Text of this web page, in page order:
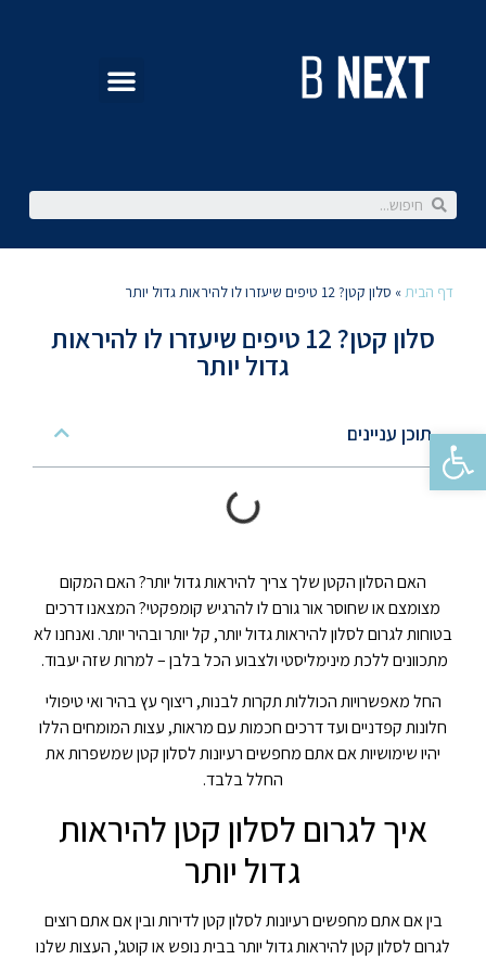
פתח סרגל נגישות
דף הבית » סלון קטן? 12 טיפים שיעזרו לו להיראות גדול יותר
סלון קטן? 12 טיפים שיעזרו לו להיראות
גדול יותר
תוכן עניינים
האם הסלון הקטן שלך צריך להיראות גדול יותר? האם המקום
מצומצם או שחוסר אור גורם לו להרגיש קומפקטי? המצאנו דרכים
בטוחות לגרום לסלון להיראות גדול יותר, קל יותר ובהיר יותר. ואנחנו לא
מתכוונים ללכת מינימליסטי ולצבוע הכל בלבן – למרות שזה יעבוד.
החל מאפשרויות הכוללות תקרות לבנות, ריצוף עץ בהיר ואי טיפולי
חלונות קפדניים ועד דרכים חכמות עם מראות, עצות המומחים הללו
יהיו שימושיות אם אתם מחפשים רעיונות לסלון קטן שמשפרות את
החלל בלבד.
איך לגרום לסלון קטן להיראות
גדול יותר
בין אם אתם מחפשים רעיונות לסלון קטן לדירות ובין אם אתם רוצים
לגרום לסלון קטן להיראות גדול יותר בבית נופש או קוטג', העצות שלנו